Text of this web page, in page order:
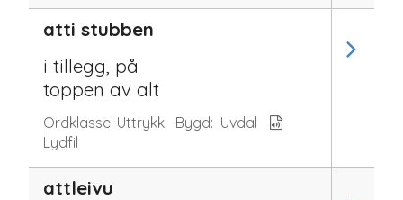
atti stubben
i tillegg, på
toppen av alt
Ordklasse: Uttrykk Bygd: Uvdal
Lydfil
attleivu